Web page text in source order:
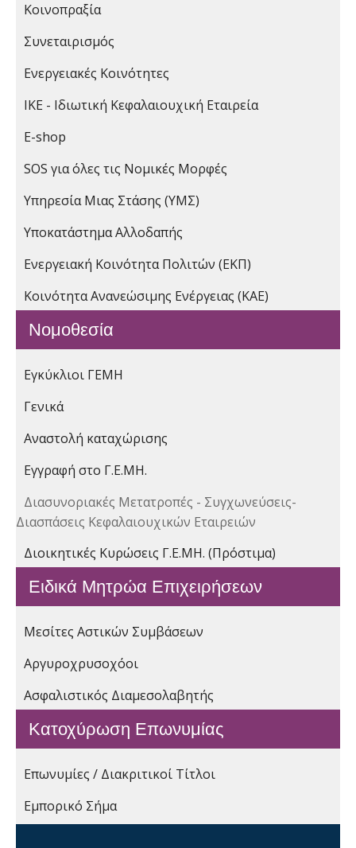
Κοινοπραξία
Συνεταιρισμός
Ενεργειακές Κοινότητες
ΙΚΕ - Ιδιωτική Κεφαλαιουχική Εταιρεία
E-shop
SOS για όλες τις Νομικές Μορφές
Υπηρεσία Μιας Στάσης (ΥΜΣ)
Υποκατάστημα Αλλοδαπής
Ενεργειακή Κοινότητα Πολιτών (ΕΚΠ)
Κοινότητα Ανανεώσιμης Ενέργειας (ΚΑΕ)
Νομοθεσία
Εγκύκλιοι ΓΕΜΗ
Γενικά
Αναστολή καταχώρισης
Εγγραφή στο Γ.Ε.ΜΗ.
Διασυνοριακές Μετατροπές - Συγχωνεύσεις-
Διασπάσεις Κεφαλαιουχικών Εταιρειών
Διοικητικές Κυρώσεις Γ.Ε.ΜΗ. (Πρόστιμα)
Ειδικά Μητρώα Επιχειρήσεων
Μεσίτες Αστικών Συμβάσεων
Αργυροχρυσοχόοι
Ασφαλιστικός Διαμεσολαβητής
Κατοχύρωση Επωνυμίας
Επωνυμίες / Διακριτικοί Τίτλοι
Εμπορικό Σήμα